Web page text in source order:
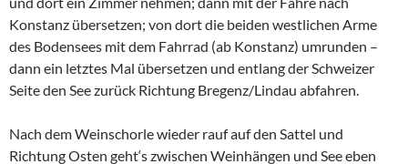
Konstanz übersetzen; von dort die beiden westlichen Arme
des Bodensees mit dem Fahrrad (ab Konstanz) umrunden –
dann ein letztes Mal übersetzen und entlang der Schweizer
Seite den See zurück Richtung Bregenz/Lindau abfahren.
Nach dem Weinschorle wieder rauf auf den Sattel und
Richtung Osten geht‘s zwischen Weinhängen und See eben